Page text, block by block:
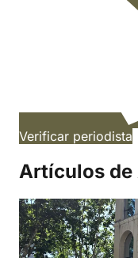
Verificar periodista
Artículos de